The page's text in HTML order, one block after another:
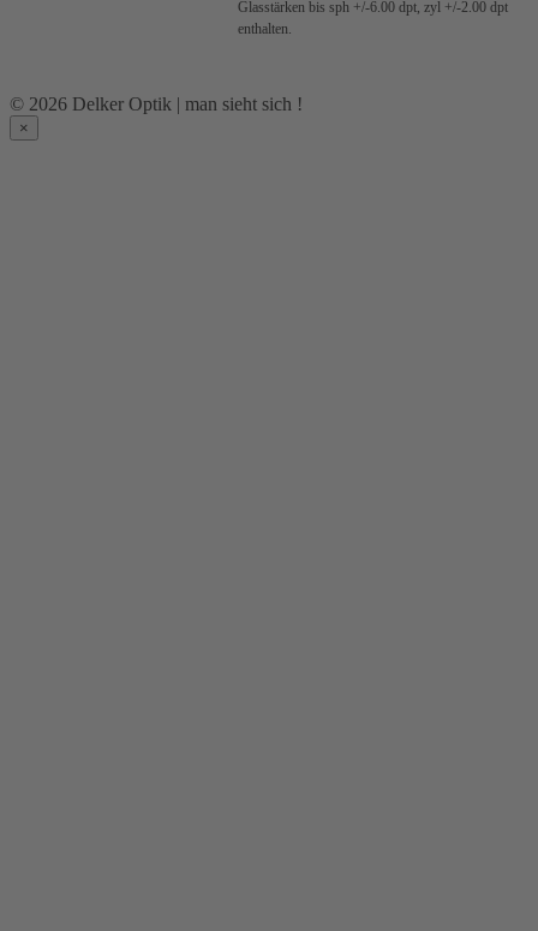
Glasstärken bis sph +/-6.00 dpt, zyl +/-2.00 dpt
enthalten.
© 2026 Delker Optik | man sieht sich !
×